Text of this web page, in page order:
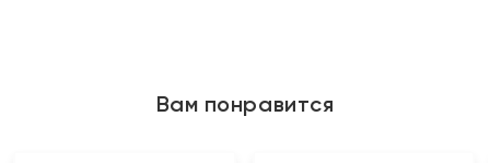
Вам понравится